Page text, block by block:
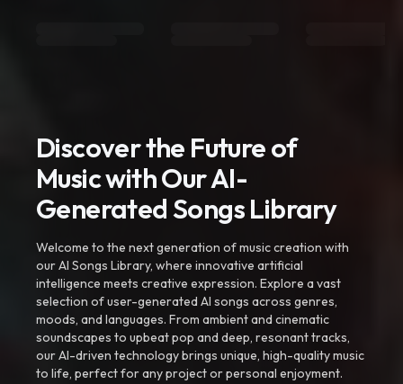
Discover the Future of
Music with Our AI-
Generated Songs Library
Welcome to the next generation of music creation with
our AI Songs Library, where innovative artificial
intelligence meets creative expression. Explore a vast
selection of user-generated AI songs across genres,
moods, and languages. From ambient and cinematic
soundscapes to upbeat pop and deep, resonant tracks,
our AI-driven technology brings unique, high-quality music
to life, perfect for any project or personal enjoyment.